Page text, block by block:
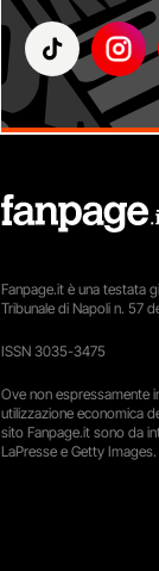
Fanpage.it è una testata
Tribunale di Napoli n. 57
ISSN 3035-3475
Ove non espressamente
utilizzazione economica
sito Fanpage.it sono da
LaPresse e Getty Images.